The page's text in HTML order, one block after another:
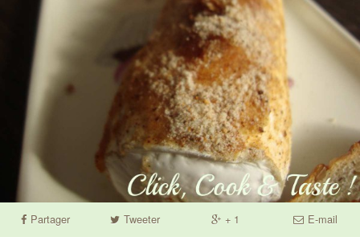
Partager Tweeter + 1 E-mail